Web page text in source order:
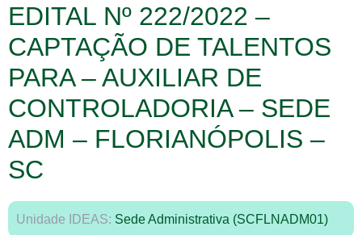
EDITAL Nº 222/2022 –
CAPTAÇÃO DE TALENTOS
PARA – AUXILIAR DE
CONTROLADORIA – SEDE
ADM – FLORIANÓPOLIS –
SC
Unidade IDEAS: Sede Administrativa (SCFLNADM01)